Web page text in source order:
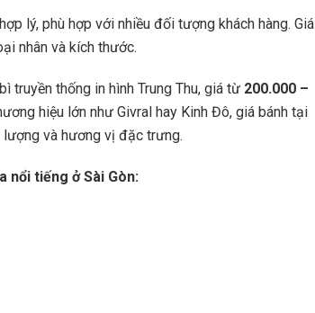
lý, phù hợp với nhiều đối tượng khách hàng. Giá
nhân và kích thước.
truyền thống in hình Trung Thu, giá từ 200.000 –
hiệu lớn như Givral hay Kinh Đô, giá bánh tại
và hương vị đặc trưng.
nổi tiếng ở Sài Gòn: